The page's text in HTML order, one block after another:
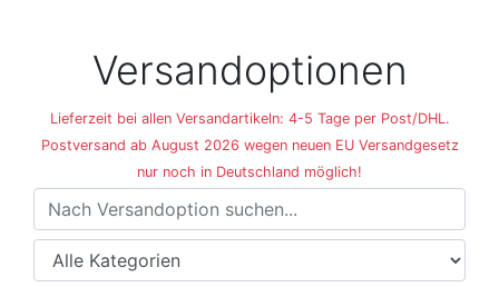
Versandoptionen
Lieferzeit bei allen Versandartikeln: 4-5 Tage per Post/DHL.
Postversand ab August 2026 wegen neuen EU Versandgesetz
nur noch in Deutschland möglich!
Versandoptionen